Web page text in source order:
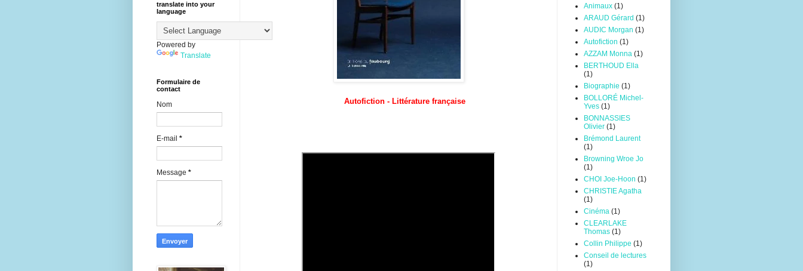
Autofiction - Littérature française
translate into your
language
Powered by
Translate
Formulaire de
contact
Nom
E-mail *
Message *
Animaux (1)
ARAUD Gérard (1)
AUDIC Morgan (1)
Autofiction (1)
AZZAM Monna (1)
BERTHOUD Ella
(1)
Biographie (1)
BOLLORÉ Michel-
Yves (1)
BONNASSIES
Olivier (1)
Brémond Laurent
(1)
Browning Wroe Jo
(1)
CHOI Joe-Hoon (1)
CHRISTIE Agatha
(1)
Cinéma (1)
CLEARLAKE
Thomas (1)
Collin Philippe (1)
Conseil de lectures
(1)